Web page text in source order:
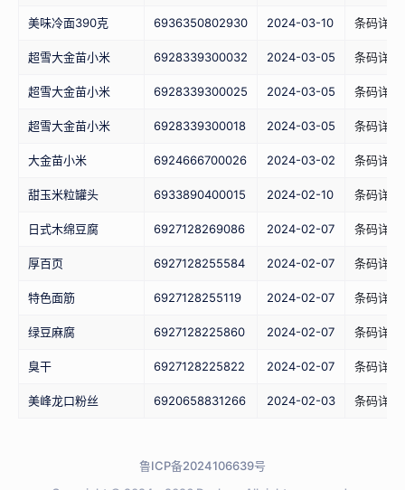
美味冷面390克 6936350802930 2024-03-10 条码详情
超雪大金苗小米 6928339300032 2024-03-05 条码详情
超雪大金苗小米 6928339300025 2024-03-05 条码详情
超雪大金苗小米 6928339300018 2024-03-05 条码详情
大金苗小米 6924666700026 2024-03-02 条码详情
甜玉米粒罐头 6933890400015 2024-02-10 条码详情
日式木绵豆腐 6927128269086 2024-02-07 条码详情
厚百页 6927128255584 2024-02-07 条码详情
特色面筋 6927128255119 2024-02-07 条码详情
绿豆麻腐 6927128225860 2024-02-07 条码详情
臭干 6927128225822 2024-02-07 条码详情
美峰龙口粉丝 6920658831266 2024-02-03 条码详情
鲁ICP备2024106639号